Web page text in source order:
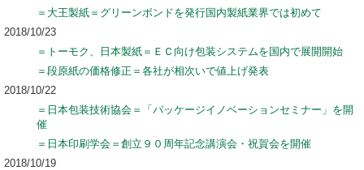
＝大王製紙＝グリーンボンドを発行国内製紙業界では初めて
2018/10/23
＝トーモク、日本製紙＝ＥＣ向け包装システムを国内で展開開始
＝段原紙の価格修正＝各社が相次いで値上げ発表
2018/10/22
＝日本包装技術協会＝「パッケージイノベーションセミナー」を開
催
＝日本印刷学会＝創立９０周年記念講演会・祝賀会を開催
2018/10/19